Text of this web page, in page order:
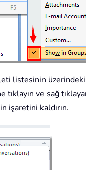
listesinin üzerindeki
tıklayın ve sağ
işaretini kaldırın.